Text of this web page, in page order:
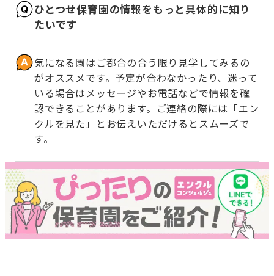
ひとつせ保育園の情報をもっと具体的に知り
たいです
気になる園はご都合の合う限り見学してみるの
がオススメです。予定が合わなかったり、迷って
いる場合はメッセージやお電話などで情報を確
認できることがあります。ご連絡の際には「エン
クルを見た」とお伝えいただけるとスムーズで
す。